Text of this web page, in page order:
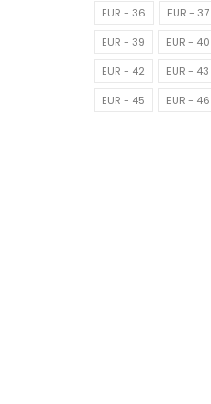
EUR - 36
EUR - 37
EUR - 39
EUR - 40
EUR - 42
EUR - 43
EUR - 45
EUR - 46